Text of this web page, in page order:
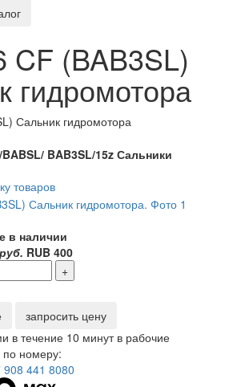
CF (BAB3SL)
гидромотора
Сальник гидромотора
BABSL/ BAB3SL/15z Сальники
товаров
в наличии
руб. RUB 400
+
запросить цену
в течение 10 минут в рабочие
по номеру:
908 441 8080